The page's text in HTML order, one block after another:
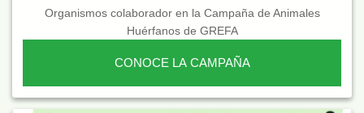
Organismos colaborador en la Campaña de Animales
Huérfanos de GREFA
CONOCE LA CAMPAÑA